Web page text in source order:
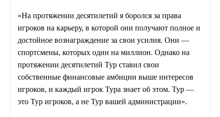
«На протяжении десятилетий я боролся за права
игроков на карьеру, в которой они получают полное и
достойное вознаграждение за свои усилия. Они —
спортсмены, которых один на миллион. Однако на
протяжении десятилетий Тур ставил свои
собственные финансовые амбиции выше интересов
игроков, и каждый игрок Тура знает об этом. Тур —
это Тур игроков, а не Тур вашей администрации».